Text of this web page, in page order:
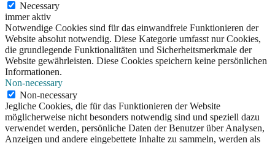
Necessary
immer aktiv
Notwendige Cookies sind für das einwandfreie Funktionieren der
Website absolut notwendig. Diese Kategorie umfasst nur Cookies,
die grundlegende Funktionalitäten und Sicherheitsmerkmale der
Website gewährleisten. Diese Cookies speichern keine persönlichen
Informationen.
Non-necessary
Non-necessary
Jegliche Cookies, die für das Funktionieren der Website
möglicherweise nicht besonders notwendig sind und speziell dazu
verwendet werden, persönliche Daten der Benutzer über Analysen,
Anzeigen und andere eingebettete Inhalte zu sammeln, werden als